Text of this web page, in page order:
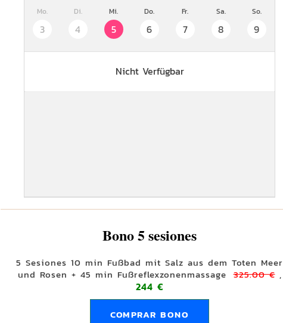
Mo.
3
Di.
4
Mi.
5
Do.
6
Fr.
7
Sa.
8
So.
9
Nicht Verfügbar
Bono 5 sesiones
5 Sesiones 10 min Fußbad mit Salz aus dem Toten Meer
und Rosen + 45 min Fußreflexzonenmassage 325.00 €,
244 €
COMPRAR BONO